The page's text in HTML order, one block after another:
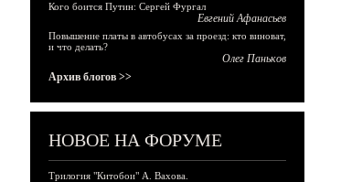
Кого боится Путин: Сергей Фургал
Евгений Афанасьев
Повышение платы в автобусах за проезд: кто виноват,
и что делать?
Олег Паньков
Архив блогов >>
НОВОЕ НА ФОРУМЕ
Трилогия "Китобои" А. Вахова.